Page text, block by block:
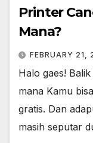
Printer
Mana?
FEBRUARY 21,
Halo gaes!
mana Kamu
gratis. Dan
masih seputar